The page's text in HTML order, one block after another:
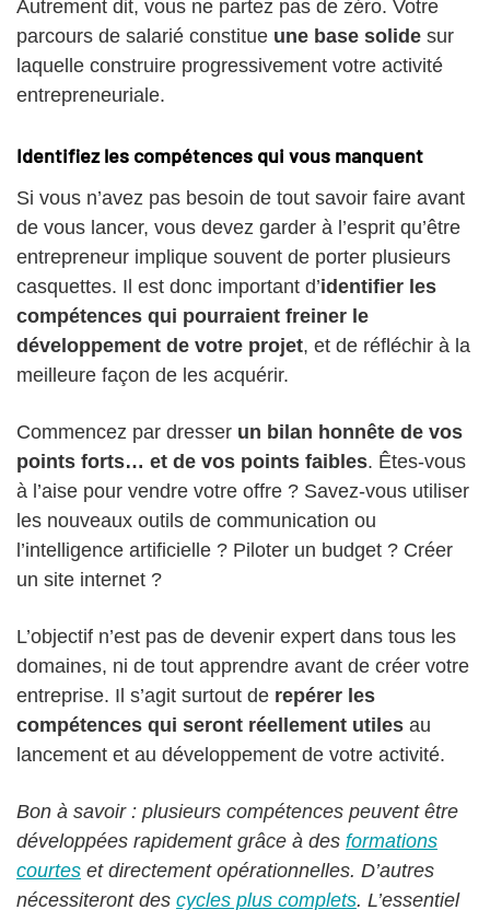
Autrement dit, vous ne partez pas de zéro. Votre
parcours de salarié constitue une base solide sur
laquelle construire progressivement votre activité
entrepreneuriale.
Identifiez les compétences qui vous manquent
Si vous n’avez pas besoin de tout savoir faire avant
de vous lancer, vous devez garder à l’esprit qu’être
entrepreneur implique souvent de porter plusieurs
casquettes. Il est donc important d’identifier les
compétences qui pourraient freiner le
développement de votre projet, et de réfléchir à la
meilleure façon de les acquérir.
Commencez par dresser un bilan honnête de vos
points forts… et de vos points faibles. Êtes-vous
à l’aise pour vendre votre offre ? Savez-vous utiliser
les nouveaux outils de communication ou
l’intelligence artificielle ? Piloter un budget ? Créer
un site internet ?
L’objectif n’est pas de devenir expert dans tous les
domaines, ni de tout apprendre avant de créer votre
entreprise. Il s’agit surtout de repérer les
compétences qui seront réellement utiles au
lancement et au développement de votre activité.
Bon à savoir : plusieurs compétences peuvent être
développées rapidement grâce à des formations
courtes et directement opérationnelles. D’autres
nécessiteront des cycles plus complets. L’essentiel